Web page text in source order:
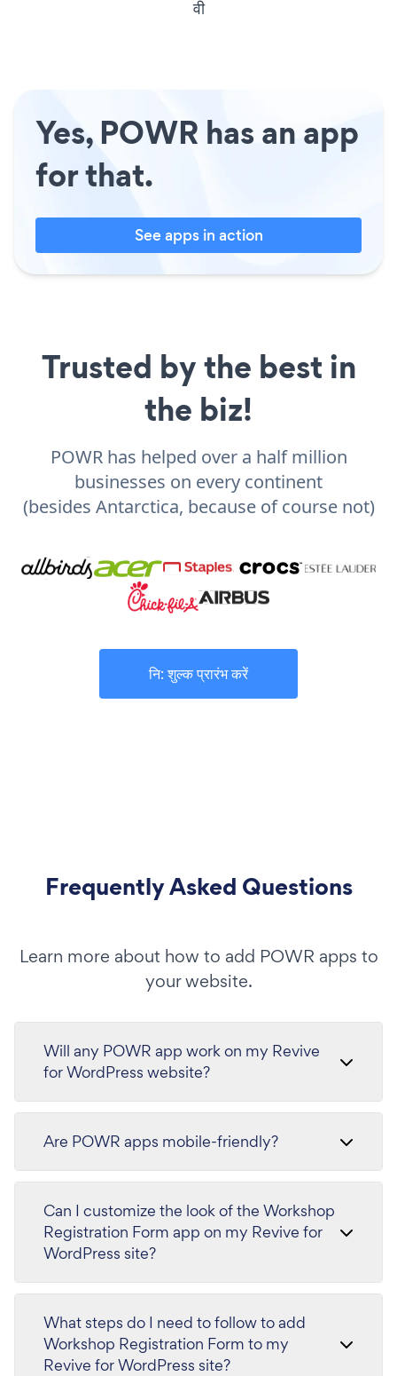
वी
Yes, POWR has an app
for that.
See apps in action
Trusted by the best in
the biz!
POWR has helped over a half million
businesses on every continent
(besides Antarctica, because of course not)
नि: शुल्क प्रारंभ करें
Frequently Asked Questions
Learn more about how to add POWR apps to
your website.
Will any POWR app work on my Revive
for WordPress website?
Are POWR apps mobile-friendly?
Can I customize the look of the Workshop
Registration Form app on my Revive for
WordPress site?
What steps do I need to follow to add
Workshop Registration Form to my
Revive for WordPress site?